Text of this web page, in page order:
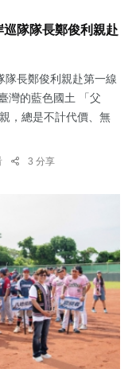
巡隊隊長鄭俊利親赴
隊長鄭俊利親赴第一線
灣的藍色國土 「父
，總是不計代價、無
3 分享